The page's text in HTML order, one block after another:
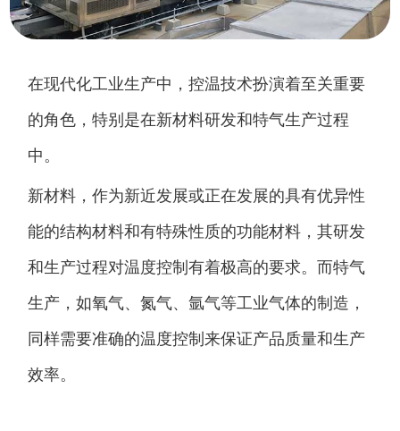
在现代化工业生产中，控温技术扮演着至关重要
的角色，特别是在新材料研发和特气生产过程
中。
新材料，作为新近发展或正在发展的具有优异性
能的结构材料和有特殊性质的功能材料，其研发
和生产过程对温度控制有着极高的要求。而特气
生产，如氧气、氮气、氩气等工业气体的制造，
同样需要准确的温度控制来保证产品质量和生产
效率。